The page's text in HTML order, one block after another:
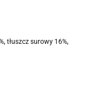
tłuszcz surowy 16%,